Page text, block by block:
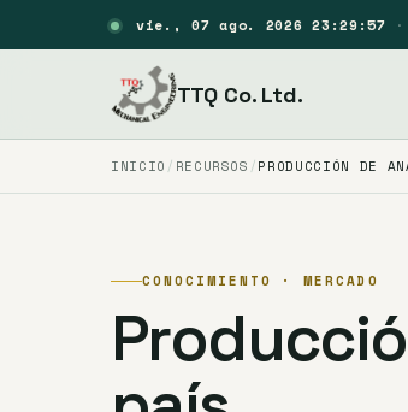
vie., 07 ago. 2026 23:29:58 ·
TTQ Co. Ltd.
INICIO RECURSOS PRODUCCIÓN DE
CONOCIMIENTO · MERCADO